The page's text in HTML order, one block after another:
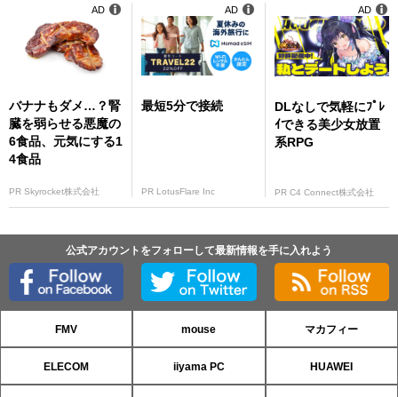
バナナもダメ…？腎
臓を弱らせる悪魔の
6食品、元気にする1
4食品
PR Skyrocket株式会社
AD
最短5分で接続
PR LotusFlare Inc
AD
DLなしで気軽にﾌﾟﾚ
ｲできる美少女放置
系RPG
PR C4 Connect株式会社
AD
公式アカウントをフォローして最新情報を手に入れよう
FMV mouse マカフィー
ELECOM iiyama PC HUAWEI